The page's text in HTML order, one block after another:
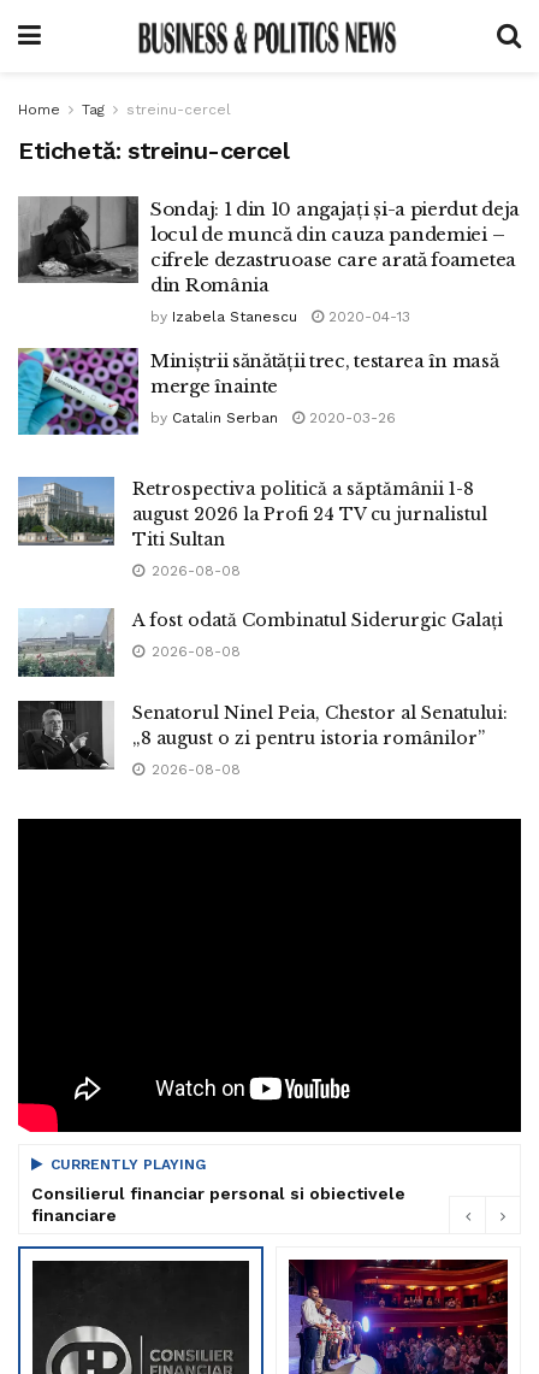
Home Tag streinu-cercel
Etichetă: streinu-cercel
Sondaj: 1 din 10 angajați și-a pierdut deja
locul de muncă din cauza pandemiei –
cifrele dezastruoase care arată foametea
din România
by Izabela Stanescu 2020-04-13
Miniștrii sănătății trec, testarea în masă
merge înainte
by Catalin Serban 2020-03-26
Retrospectiva politică a săptămânii 1-8
august 2026 la Profi 24 TV cu jurnalistul
Titi Sultan
2026-08-08
A fost odată Combinatul Siderurgic Galați
2026-08-08
Senatorul Ninel Peia, Chestor al Senatului:
„8 august o zi pentru istoria românilor”
2026-08-08
CURRENTLY PLAYING
Consilierul financiar personal si obiectivele
financiare